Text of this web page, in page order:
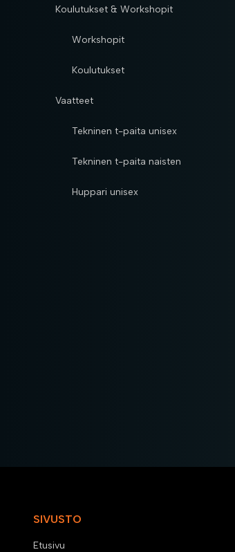
Koulutukset & Workshopit
Workshopit
Koulutukset
Vaatteet
Tekninen t-paita unisex
Tekninen t-paita naisten
Huppari unisex
SIVUSTO
Etusivu